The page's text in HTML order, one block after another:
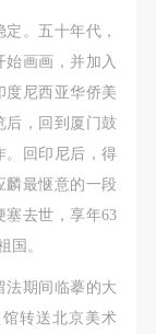
。五十年代，
画画，并加入
度尼西亚华侨美
后，回到厦门鼓
。回印尼后，得
麟最惬意的一段
塞去世，享年63
国。
法期间临摹的大
转送北京美术